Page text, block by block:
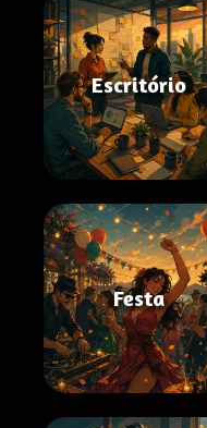
Escritório
Festa